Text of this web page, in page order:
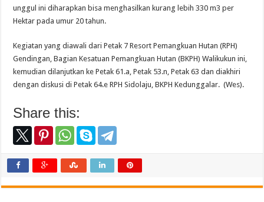
unggul ini diharapkan bisa menghasilkan kurang lebih 330 m3 per
Hektar pada umur 20 tahun.
Kegiatan yang diawali dari Petak 7 Resort Pemangkuan Hutan (RPH)
Gendingan, Bagian Kesatuan Pemangkuan Hutan (BKPH) Walikukun ini,
kemudian dilanjutkan ke Petak 61.a, Petak 53.n, Petak 63 dan diakhiri
dengan diskusi di Petak 64.e RPH Sidolaju, BKPH Kedunggalar. (Wes).
Share this: